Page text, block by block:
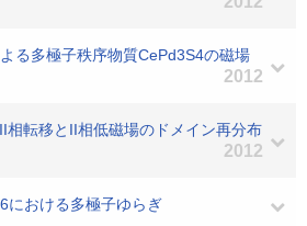
る多極子秩序物質CePd3S4の磁場
2012
相転移とII相低磁場のドメイン再分布
2012
における多極子ゆらぎ